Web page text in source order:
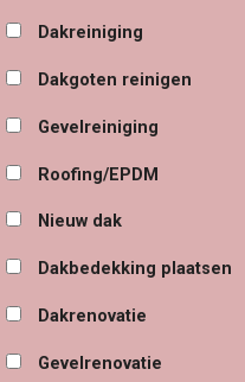
Dakreiniging
Dakgoten reinigen
Gevelreiniging
Roofing/EPDM
Nieuw dak
Dakbedekking plaatsen
Dakrenovatie
Gevelrenovatie